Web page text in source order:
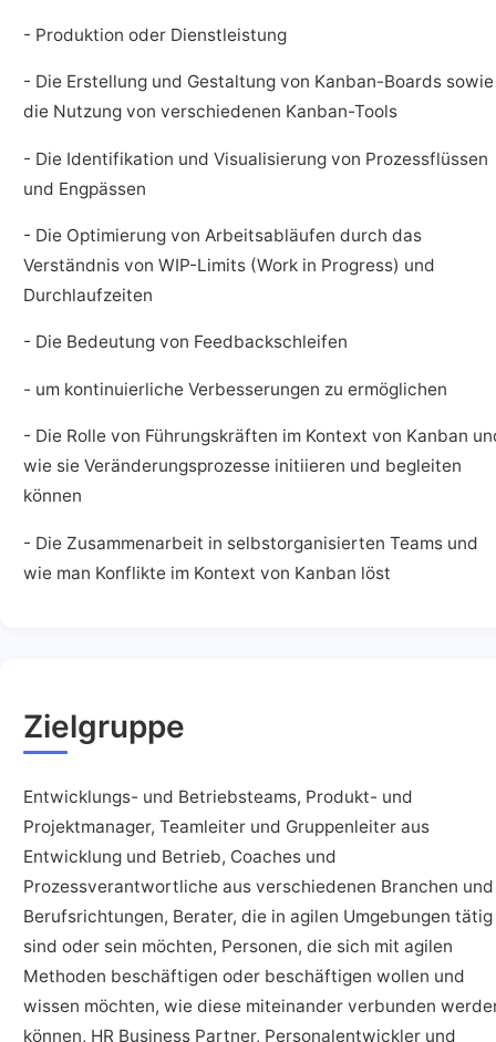
- Produktion oder Dienstleistung
- Die Erstellung und Gestaltung von Kanban-Boards sowie
die Nutzung von verschiedenen Kanban-Tools
- Die Identifikation und Visualisierung von Prozessflüssen
und Engpässen
- Die Optimierung von Arbeitsabläufen durch das
Verständnis von WIP-Limits (Work in Progress) und
Durchlaufzeiten
- Die Bedeutung von Feedbackschleifen
- um kontinuierliche Verbesserungen zu ermöglichen
- Die Rolle von Führungskräften im Kontext von Kanban
wie sie Veränderungsprozesse initiieren und begleiten
können
- Die Zusammenarbeit in selbstorganisierten Teams und
wie man Konflikte im Kontext von Kanban löst
Zielgruppe
Entwicklungs- und Betriebsteams, Produkt- und
Projektmanager, Teamleiter und Gruppenleiter aus
Entwicklung und Betrieb, Coaches und
Prozessverantwortliche aus verschiedenen Branchen und
Berufsrichtungen, Berater, die in agilen Umgebungen tätig
sind oder sein möchten, Personen, die sich mit agilen
Methoden beschäftigen oder beschäftigen wollen und
wissen möchten, wie diese miteinander verbunden
können, HR Business Partner, Personalentwickler und